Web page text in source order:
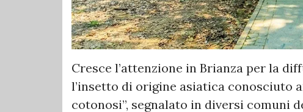
Cresce l’attenzione in Brianza per la
l’insetto di origine asiatica conosciuto
cotonosi”, segnalato in diversi comuni